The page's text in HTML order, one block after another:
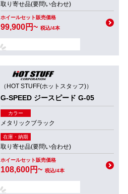
取り寄せ品(要問い合わせ)
ホイールセット販売価格
99,900円~ 税込/4本
（HOT STUFF(ホットスタッフ)）
G-SPEED ジースピード G-05
カラー
メタリックブラック
在庫・納期
取り寄せ品(要問い合わせ)
ホイールセット販売価格
108,600円~ 税込/4本